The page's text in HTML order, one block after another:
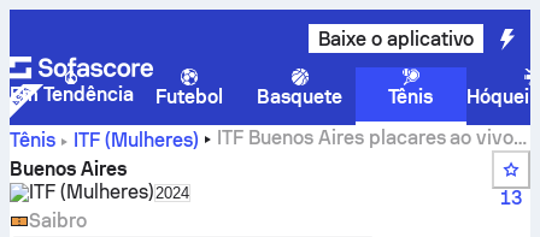
Baixe o aplicativo
Em Tendência Futebol Basquete Tênis
Hóquei
Tênis
ITF (Mulheres)
ITF Buenos Aires placares ao vivo,
resultados e partidas
Buenos Aires
ITF (Mulheres)Select season in unique tournament header
2024
13
Saibro